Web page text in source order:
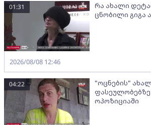
რა ახალი
ცნობილი გიგა
01:31
2026/08/08 12:46
"ოცნების"
ფასეულობებზე
ოპოზიციაში
04:22